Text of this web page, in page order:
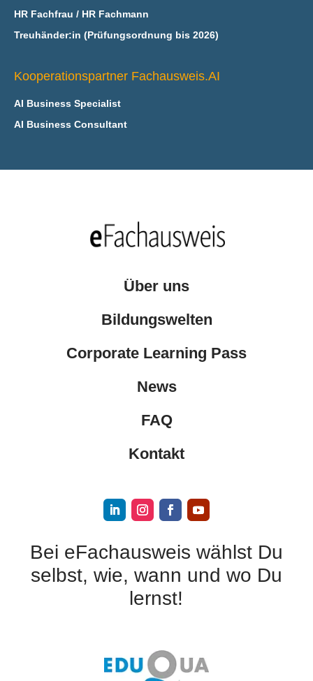
HR Fachfrau / HR Fachmann
Treuhänder:in (Prüfungsordnung bis 2026)
Kooperationspartner Fachausweis.AI
AI Business Specialist
AI Business Consultant
Über uns
Bildungswelten
Corporate Learning Pass
News
FAQ
Kontakt
Bei eFachausweis wählst Du
selbst, wie, wann und wo Du
lernst!